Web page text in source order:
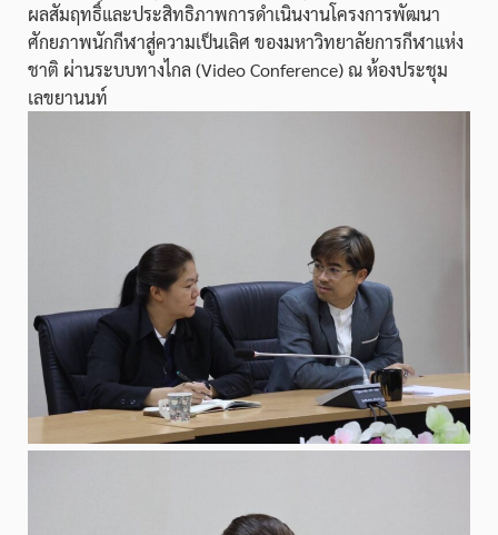
ผลสัมฤทธิ์และประสิทธิภาพการดำเนินงานโครงการพัฒนา
ศักยภาพนักกีฬาสู่ความเป็นเลิศ ของมหาวิทยาลัยการกีฬาแห่ง
ชาติ ผ่านระบบทางไกล (Video Conference) ณ ห้องประชุม
เลขยานนท์